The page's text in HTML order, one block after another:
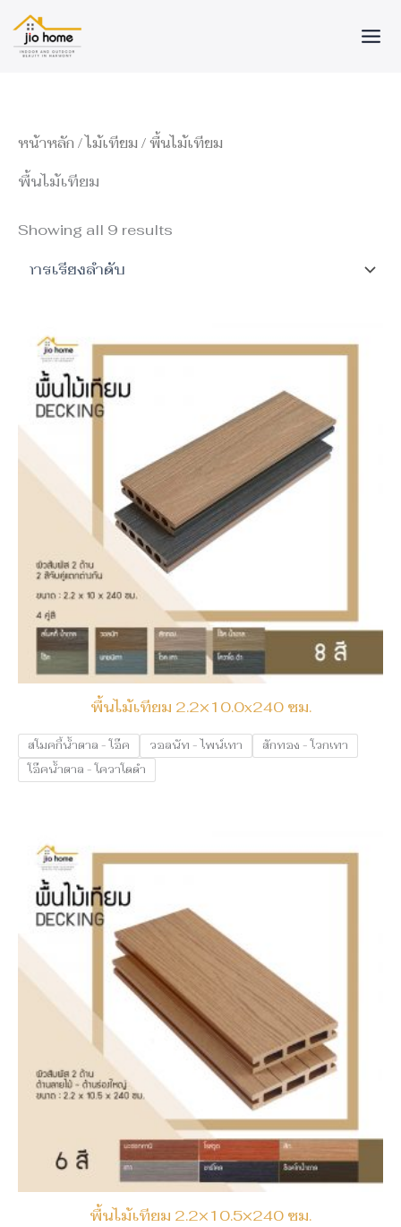
Skip
to
content
หน้าหลัก / ไม้เทียม / พื้นไม้เทียม
พื้นไม้เทียม
Showing all 9 results
พื้นไม้เทียม 2.2×10.0x240 ซม.
สโมคกี้น้ำตาล - โอ๊ค วอลนัท - ไพน์เทา
สักทอง - โวกเทา
โอ๊คน้ำตาล - โควาโดดำ
พื้นไม้เทียม 2.2×10.5×240 ซม.